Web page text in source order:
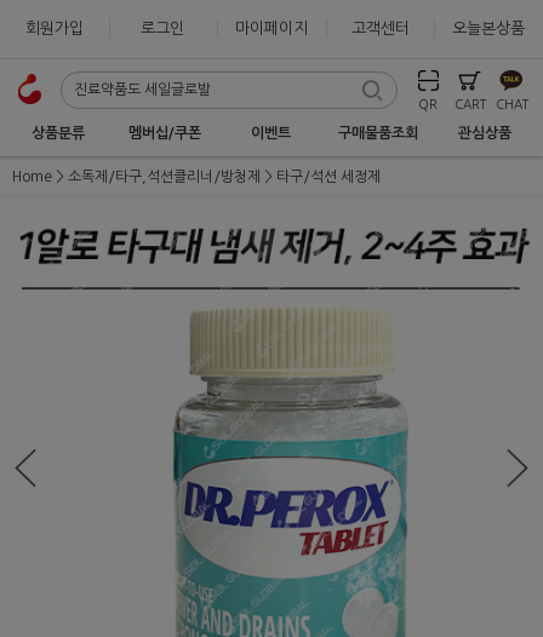
회원가입 로그인 마이페이지 고객센터 오늘본상품
QR CART CHAT
상품분류 멤버십/쿠폰 이벤트 구매물품조회 관심상품
Home 소독제/타구,석션클리너/방청제 타구/석션 세정제